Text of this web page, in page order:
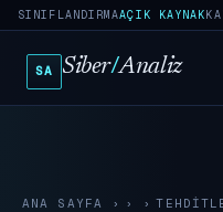
SINIFLANDIRMAAÇIK KAYNAK
SA Siber/Analiz
ANA SAYFA ›